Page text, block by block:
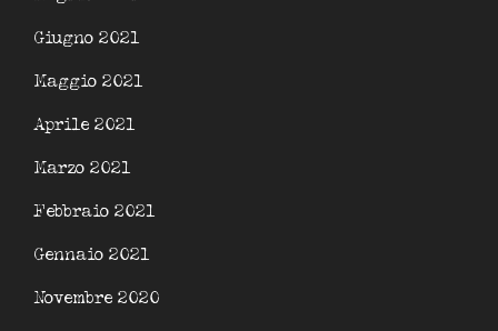
Giugno 2021
Maggio 2021
Aprile 2021
Marzo 2021
Febbraio 2021
Gennaio 2021
Novembre 2020